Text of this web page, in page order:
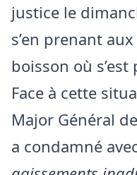
justice le
s’en prenant
boisson où
Face à cette
Major Général
a condamné